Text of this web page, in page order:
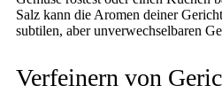
Salz kann die Aromen deiner
subtilen, aber unverwechselbaren
Verfeinern von